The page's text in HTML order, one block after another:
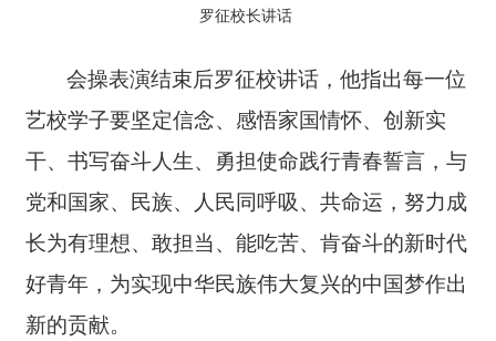
罗征校长讲话
会操表演结束后罗征校讲话，他指出每一位
艺校学子要坚定信念、感悟家国情怀、创新实
干、书写奋斗人生、勇担使命践行青春誓言，与
党和国家、民族、人民同呼吸、共命运，努力成
长为有理想、敢担当、能吃苦、肯奋斗的新时代
好青年，为实现中华民族伟大复兴的中国梦作出
新的贡献。